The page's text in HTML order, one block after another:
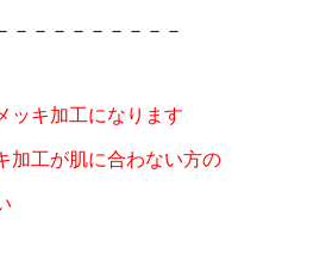
－－－－－－－－－
ッキ加工になります
加工が肌に合わない方の